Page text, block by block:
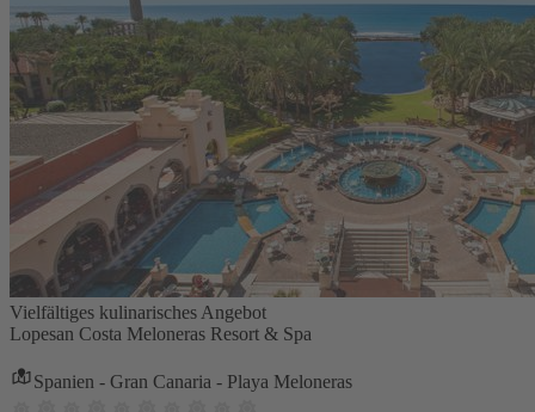
Vielfältiges kulinarisches Angebot
Lopesan Costa Meloneras Resort & Spa
Spanien - Gran Canaria - Playa Meloneras